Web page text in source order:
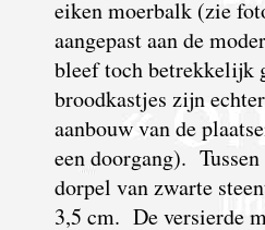
eiken moerbalk (zie
aangepast aan de
bleef toch betrekkelijk
broodkastjes zijn
aanbouw van de
een doorgang).
dorpel van zwarte
3,5 cm. De versierde